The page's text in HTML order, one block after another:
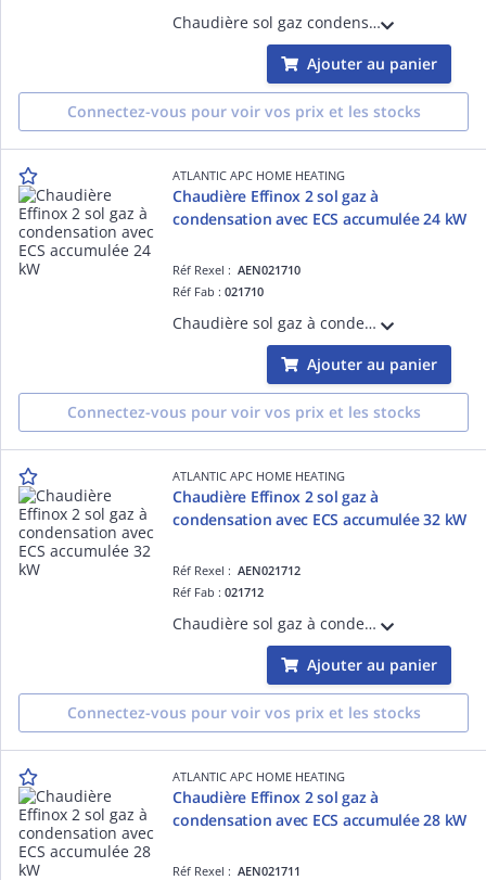
Chaudière sol gaz condensation, chauffage seul, 32 kW cheminée / ventouse (avec possibilité d'ECS déportée en option)
Ajouter au panier
Connectez-vous pour voir vos prix et les stocks
ATLANTIC APC HOME HEATING
Chaudière Effinox 2 sol gaz à
condensation avec ECS accumulée 24 kW
Réf Rexel :AEN021710
Réf Fab :021710
Chaudière sol gaz à condensation, chauffage 24 kW + ECS accumulée avec ballon serpentin 130 L - 22L/min
Ajouter au panier
Connectez-vous pour voir vos prix et les stocks
ATLANTIC APC HOME HEATING
Chaudière Effinox 2 sol gaz à
condensation avec ECS accumulée 32 kW
Réf Rexel :AEN021712
Réf Fab :021712
Chaudière sol gaz à condensation, chauffage 32 kW + ECS accumulée avec ballon serpentin 130 L - 24L/min
Ajouter au panier
Connectez-vous pour voir vos prix et les stocks
ATLANTIC APC HOME HEATING
Chaudière Effinox 2 sol gaz à
condensation avec ECS accumulée 28 kW
Réf Rexel :AEN021711